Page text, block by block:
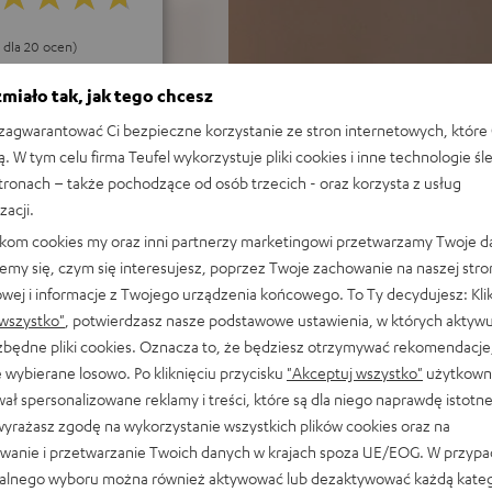
dla 20 ocen)
w sklepie Audiomagic w
tak, jak tego chcesz
Ci bezpieczne korzystanie ze stron internetowych, które
W tym celu firma Teufel wykorzystuje pliki cookies i inne technologie
– także pochodzące od osób trzecich - oraz korzysta z usług
cookies my oraz inni partnerzy marketingowi przetwarzamy Twoje
się, czym się interesujesz, poprzez Twoje zachowanie na naszej
i informacje z Twojego urządzenia końcowego. To Ty decydujesz:
, potwierdzasz nasze podstawowe ustawienia, w których
pliki cookies. Oznacza to, że będziesz otrzymywać
wybierane losowo. Po kliknięciu przycisku "Akceptuj wszystko"
spersonalizowane reklamy i treści, które są dla niego naprawdę
zgodę na wykorzystanie wszystkich plików cookies oraz na
i przetwarzanie Twoich danych w krajach spoza UE/EOG. W
wyboru można również aktywować lub dezaktywować każdą